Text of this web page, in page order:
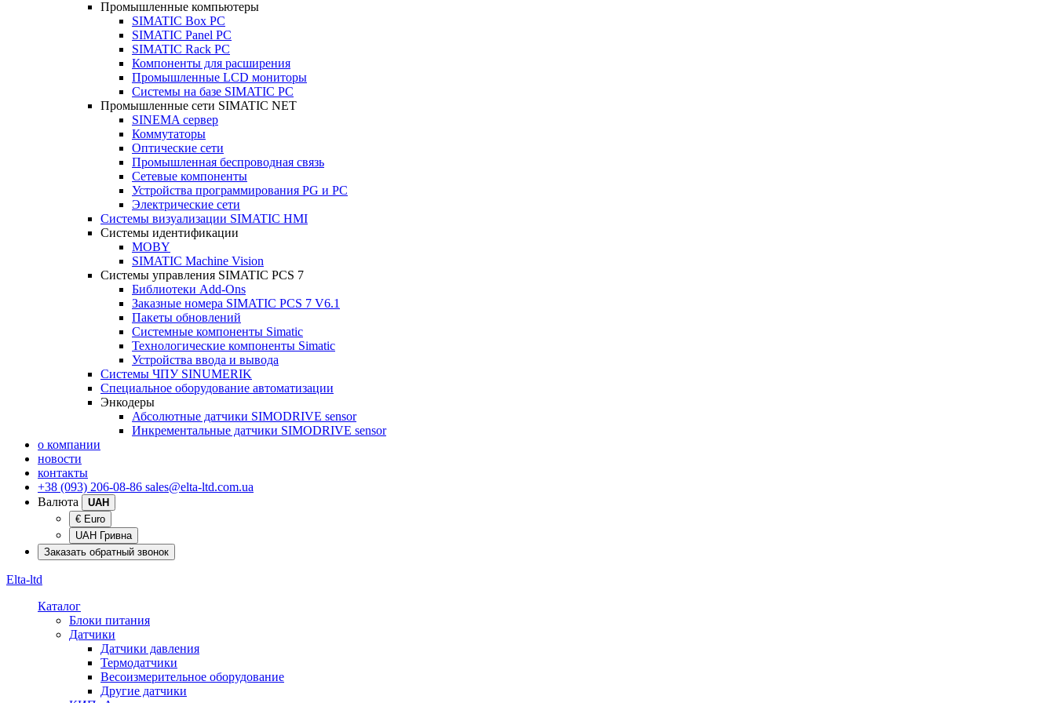
Промышленные компьютеры
SIMATIC Box PC
SIMATIC Panel PС
SIMATIC Rack PC
Компоненты для расширения
Промышленные LCD мониторы
Системы на базе SIMATIC PC
Промышленные сети SIMATIC NET
SINEMA сервер
Коммутаторы
Оптические сети
Промышленная беспроводная связь
Сетевые компоненты
Устройства программирования PG и PC
Электрические сети
Системы визуализации SIMATIC HMI
Системы идентификации
MOBY
SIMATIC Machine Vision
Системы управления SIMATIC PCS 7
Библиотеки Add-Ons
Заказные номера SIMATIC PCS 7 V6.1
Пакеты обновлений
Системные компоненты Simatic
Технологические компоненты Simatic
Устройства ввода и вывода
Системы ЧПУ SINUMERIK
Специальное оборудование автоматизации
Энкодеры
Абсолютные датчики SIMODRIVE sensor
Инкрементальные датчики SIMODRIVE sensor
о компании
новости
контакты
+38 (093) 206-08-86 sales@elta-ltd.com.ua
Валюта
UAH
€ Euro
UAH Гривна
Заказать обратный звонок
Elta-ltd
Каталог
Блоки питания
Датчики
Датчики давления
Термодатчики
Весоизмерительное оборудование
Другие датчики